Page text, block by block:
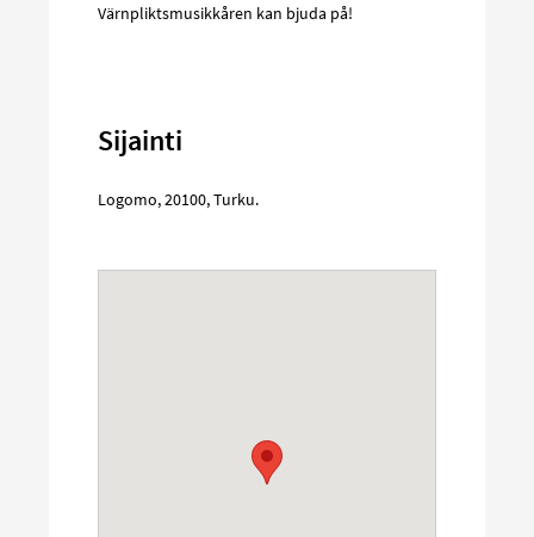
Värnpliktsmusikkåren kan bjuda på!
Sijainti
Logomo,20100,Turku.